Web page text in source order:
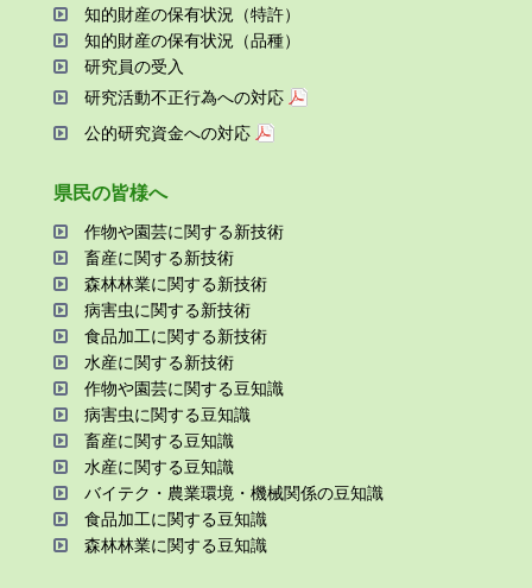
知的財産の保有状況（特許）
知的財産の保有状況（品種）
研究員の受⼊
研究活動不正⾏為への対応
公的研究資金への対応
県⺠の皆様へ
作物や園芸に関する新技術
畜産に関する新技術
森林林業に関する新技術
病害⾍に関する新技術
⾷品加⼯に関する新技術
⽔産に関する新技術
作物や園芸に関する⾖知識
病害⾍に関する⾖知識
畜産に関する⾖知識
⽔産に関する⾖知識
バイテク・農業環境・機械関係の⾖知識
⾷品加⼯に関する⾖知識
森林林業に関する⾖知識